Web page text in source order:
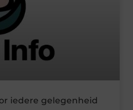
iedere gelegenheid